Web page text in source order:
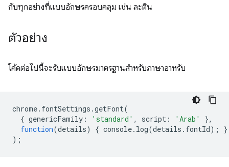
กับทุกอย่างที่แบบอักษรครอบคลุม เช่น ละติน
ตัวอย่าง
โค้ดต่อไปนี้จะรับแบบอักษรมาตรฐานสำหรับภาษาอาหรับ
chrome. fontSettings .getFont(
{ genericFamily : 'standard' , script : 'Arab'
},
function(details) { console. log(details . fontId);
}
);